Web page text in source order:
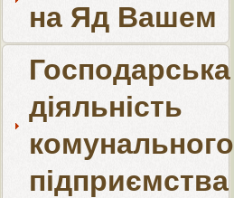
на Яд Вашем
Господарська
діяльність
комунального
підприємства